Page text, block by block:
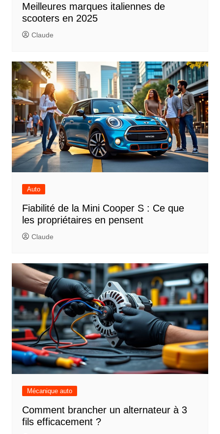
Meilleures marques italiennes de
scooters en 2025
Claude
Auto
Fiabilité de la Mini Cooper S : Ce que
les propriétaires en pensent
Claude
Mécanique auto
Comment brancher un alternateur à 3
fils efficacement ?